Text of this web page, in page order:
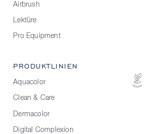
Airbrush
Lektüre
Pro Equipment
PRODUKTLINIEN
Aquacolor
Clean & Care
Dermacolor
Digital Complexion